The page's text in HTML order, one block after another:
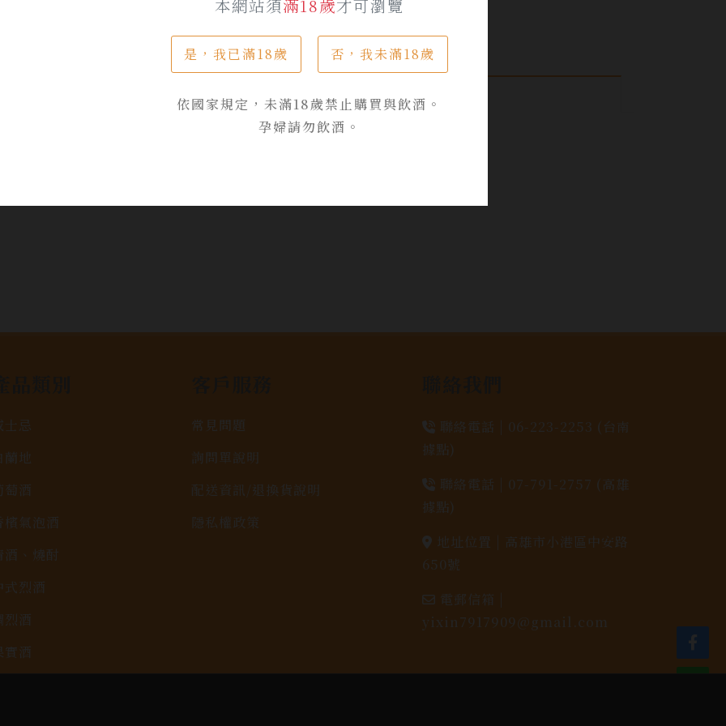
本網站須滿18歲才可瀏覽
是，我已滿18歲 否，我未滿18歲
依國家規定，未滿18歲禁止購買與飲酒。
孕婦請勿飲酒。
品牌專區
士忌
蘭地
萄酒
檳氣泡酒
酒、燒酎
式烈酒
烈酒
實酒
常見問題
詢問單說明
配送資訊/退換貨說明
隱私權政策
聯絡電話 | 06-223-2253 (台南
據點)
聯絡電話 | 07-791-2757 (高雄
據點)
地址位置 | 高雄市小港區中安路
650號
電郵信箱 |
yixin7917909@gmail.com